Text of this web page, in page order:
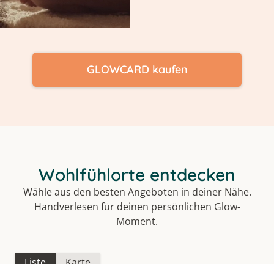
GLOWCARD kaufen
Wohlfühlorte entdecken
Wähle aus den besten Angeboten in deiner Nähe.
Handverlesen für deinen persönlichen Glow-
Moment.